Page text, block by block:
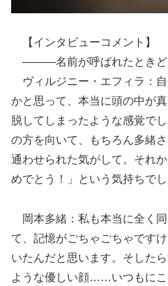
【インタビューコメント】
―――名前が呼ばれたときど
ヴィルジニー・エフィラ：
かと思って、本当に頭の中が
脱してしまったような感覚で
の方を向いて、もちろん多緒
通わせられた気がして。それ
めでとう！」という気持ちでし
岡本多緒：私も本当に全く
て、記憶がごちゃごちゃです
いたんだと思います。そした
ような優しい顔……いつもにこ